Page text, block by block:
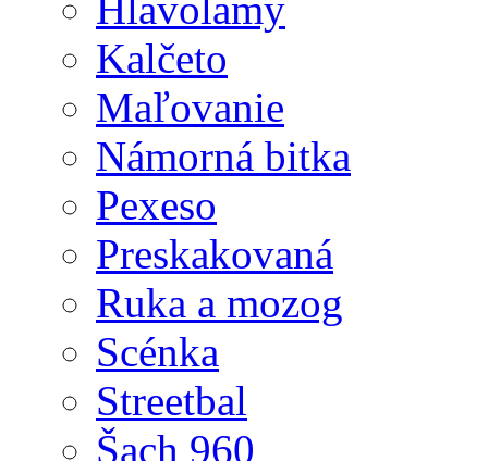
Hlavolamy
Kalčeto
Maľovanie
Námorná bitka
Pexeso
Preskakovaná
Ruka a mozog
Scénka
Streetbal
Šach 960